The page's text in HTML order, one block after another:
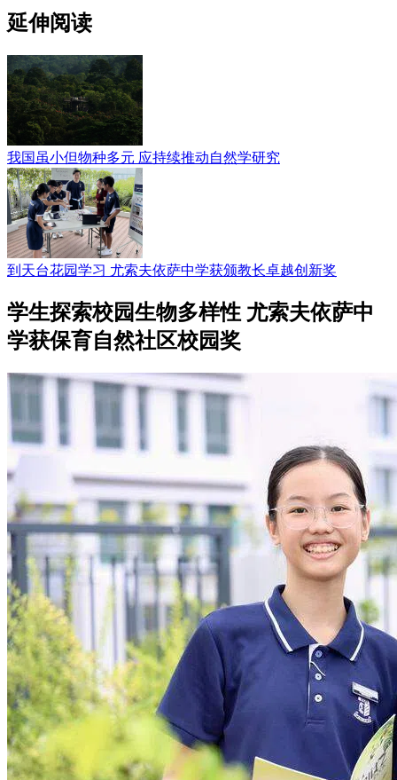
延伸阅读
我国虽小但物种多元 应持续推动自然学研究
到天台花园学习 尤索夫依萨中学获颁教长卓越创新奖
学生探索校园生物多样性 尤索夫依萨中
学获保育自然社区校园奖